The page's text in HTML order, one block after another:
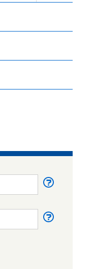
Nome
utente
Password